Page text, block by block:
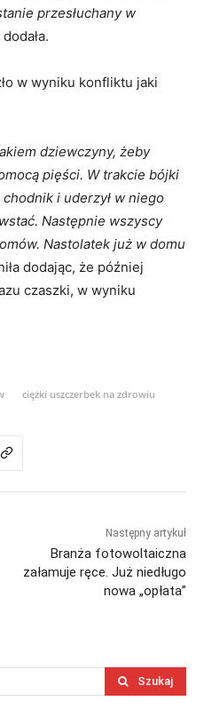
przesłuchany w
dodała.
w wyniku konfliktu jaki
dziewczyny, żeby
pięści. W trakcie bójki
i uderzył w niego
Następnie wszyscy
Nastolatek już w domu
dodając, że później
czaszki, w wyniku
ciężki uszczerbek na zdrowiu
Następny artykuł
Branża fotowoltaiczna
załamuje ręce. Już niedługo
nowa „opłata”
Szukaj